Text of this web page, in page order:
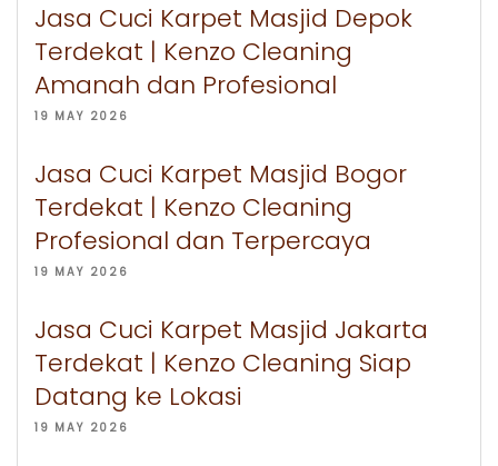
Jasa Cuci Karpet Masjid Depok
Terdekat | Kenzo Cleaning
Amanah dan Profesional
19 MAY 2026
Jasa Cuci Karpet Masjid Bogor
Terdekat | Kenzo Cleaning
Profesional dan Terpercaya
19 MAY 2026
Jasa Cuci Karpet Masjid Jakarta
Terdekat | Kenzo Cleaning Siap
Datang ke Lokasi
19 MAY 2026